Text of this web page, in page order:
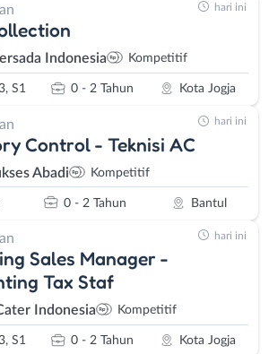
Indonesia Kompetitif
S1 0 - 2 Tahun Kota Jogja
hari ini
Control - Teknisi AC
Abadi Kompetitif
0 - 2 Tahun Bantul
hari ini
Sales Manager -
Tax Staf
Indonesia Kompetitif
S1 0 - 2 Tahun Kota Jogja
hari ini